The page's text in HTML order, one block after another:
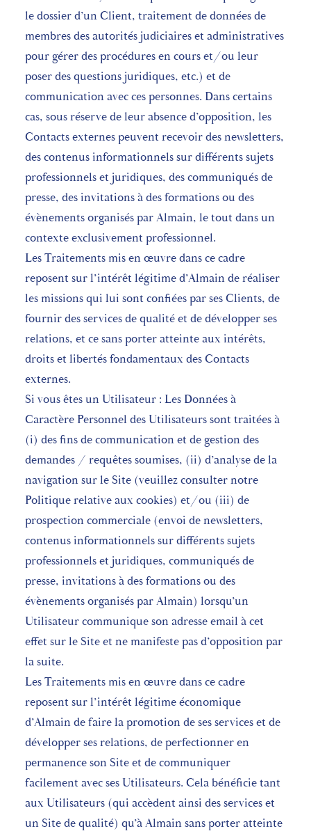
le dossier d’un Client, traitement de données de
membres des autorités judiciaires et administratives
pour gérer des procédures en cours et/ou leur
poser des questions juridiques, etc.) et de
communication avec ces personnes. Dans certains
cas, sous réserve de leur absence d’opposition, les
Contacts externes peuvent recevoir des newsletters,
des contenus informationnels sur différents sujets
professionnels et juridiques, des communiqués de
presse, des invitations à des formations ou des
évènements organisés par Almain, le tout dans un
contexte exclusivement professionnel.
Les Traitements mis en œuvre dans ce cadre
reposent sur l’intérêt légitime d’Almain de réaliser
les missions qui lui sont confiées par ses Clients, de
fournir des services de qualité et de développer ses
relations, et ce sans porter atteinte aux intérêts,
droits et libertés fondamentaux des Contacts
externes.
Si vous êtes un Utilisateur : Les Données à
Caractère Personnel des Utilisateurs sont traitées à
(i) des fins de communication et de gestion des
demandes / requêtes soumises, (ii) d’analyse de la
navigation sur le Site (veuillez consulter notre
Politique relative aux cookies) et/ou (iii) de
prospection commerciale (envoi de newsletters,
contenus informationnels sur différents sujets
professionnels et juridiques, communiqués de
presse, invitations à des formations ou des
évènements organisés par Almain) lorsqu’un
Utilisateur communique son adresse email à cet
effet sur le Site et ne manifeste pas d’opposition par
la suite.
Les Traitements mis en œuvre dans ce cadre
reposent sur l’intérêt légitime économique
d’Almain de faire la promotion de ses services et de
développer ses relations, de perfectionner en
permanence son Site et de communiquer
facilement avec ses Utilisateurs. Cela bénéficie tant
aux Utilisateurs (qui accèdent ainsi des services et
un Site de qualité) qu’à Almain sans porter atteinte